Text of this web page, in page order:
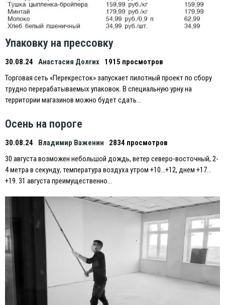
Упаковку на прессовку
30.08.24 Анастасия Долгих
1915 просмотров
Торговая сеть «Перекресток» запускает пилотный проект по сбору
трудно перерабатываемых упаковок. В специальную урну на
территории магазинов можно будет сдать…
Осень на пороге
30.08.24 Владимир Важенин
2834 просмотров
30 августа возможен небольшой дождь, ветер северо-восточный, 2-
4 метра в секунду, температура воздуха утром +10…+12, днем +17…
+19. 31 августа преимущественно…